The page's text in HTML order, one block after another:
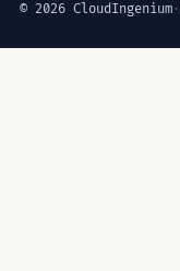
© 2026 CloudIngenium·